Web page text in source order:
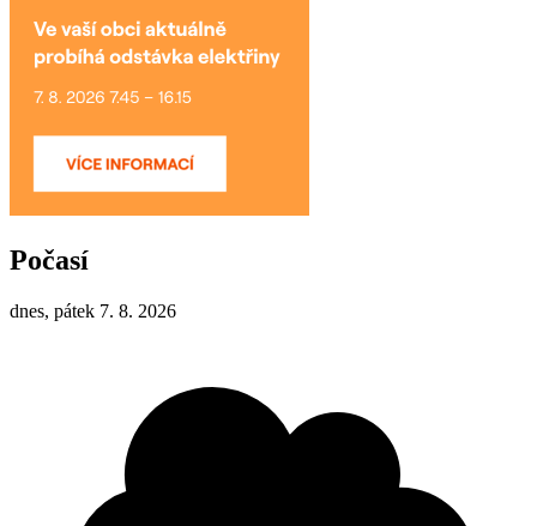
Počasí
dnes, pátek 7. 8. 2026